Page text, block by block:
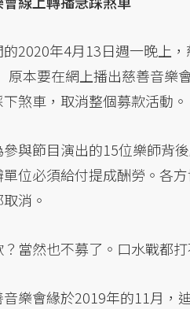
2020年4月13日週一晚上
原本要在網上播出慈善音樂
煞車，取消整個募款活動。
與節目演出的15位樂師背
位必須給付提成酬勞。各
消。
當然也不募了。口水戰都
樂會緣於2019年的11月，